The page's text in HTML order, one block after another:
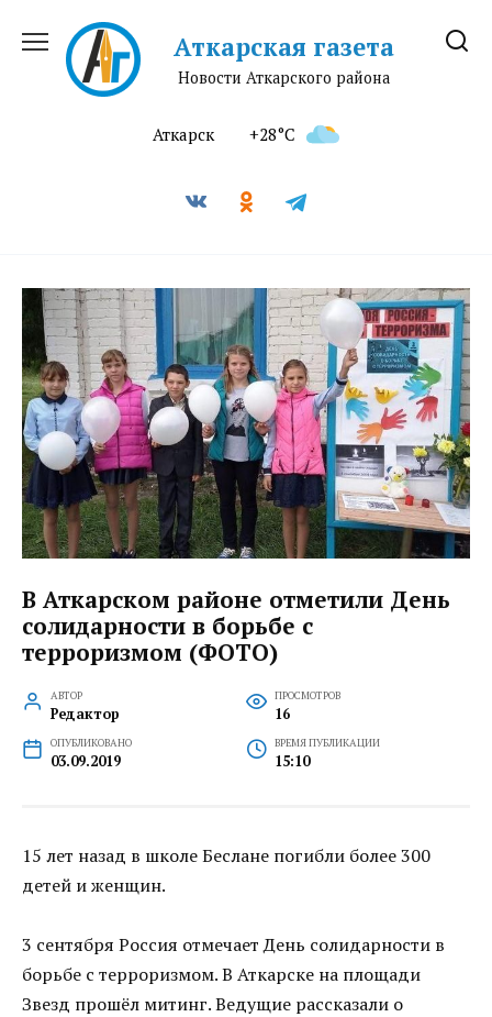
содержанию
Аткарская газета
Новости Аткарского района
Аткарск +28°C
В Аткарском районе отметили День
солидарности в борьбе с
терроризмом (ФОТО)
АВТОР
Редактор
ПРОСМОТРОВ
16
ОПУБЛИКОВАНО
03.09.2019
ВРЕМЯ ПУБЛИКАЦИИ
15:10
15 лет назад в школе Беслане погибли более 300
детей и женщин.
3 сентября Россия отмечает День солидарности в
борьбе с терроризмом. В Аткарске на площади
Звезд прошёл митинг. Ведущие рассказали о